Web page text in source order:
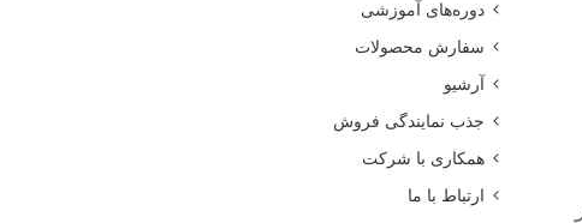
دوره‌های آموزشی
سفارش محصولات
آرشیو
جذب نمایندگی فروش
همکاری با شرکت
ارتباط با ما